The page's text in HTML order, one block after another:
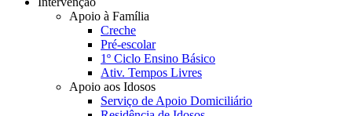
Apoio à Família
Creche
Pré-escolar
1º Ciclo Ensino Básico
Ativ. Tempos Livres
Apoio aos Idosos
Serviço de Apoio Domiciliário